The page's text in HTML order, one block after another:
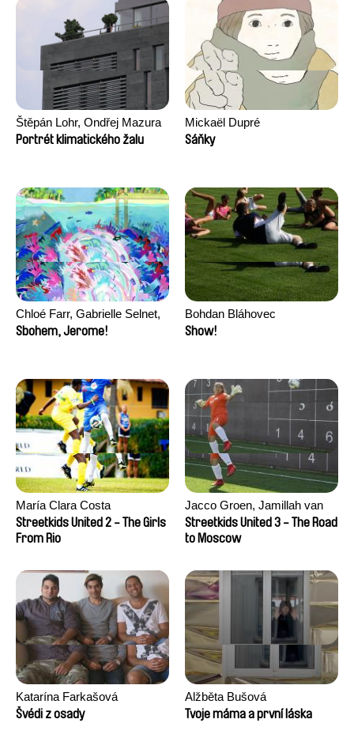
Štěpán Lohr, Ondřej Mazura
Portrét klimatického žalu
Mickaël Dupré
Sáňky
Chloé Farr, Gabrielle Selnet,
Adam Sillard
Sbohem, Jerome!
Bohdan Bláhovec
Show!
María Clara Costa
Streetkids United 2 - The Girls
From Rio
Jacco Groen, Jamillah van
der Hulst
Streetkids United 3 - The Road
to Moscow
Katarína Farkašová
Švédi z osady
Alžběta Bušová
Tvoje máma a první láska